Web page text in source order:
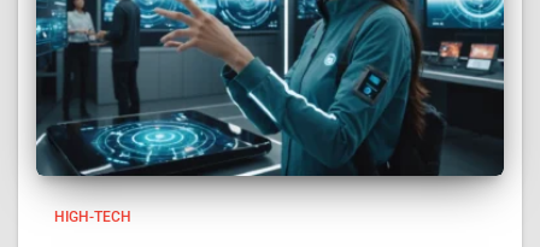
HIGH-TECH